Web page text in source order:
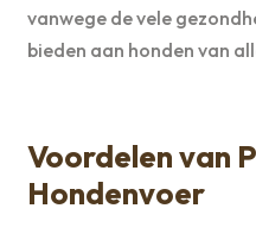
vanwege de vele
bieden aan honden van
Voordelen van
Hondenvoer